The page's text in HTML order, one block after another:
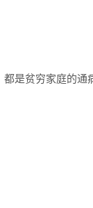
都是贫穷家庭的通